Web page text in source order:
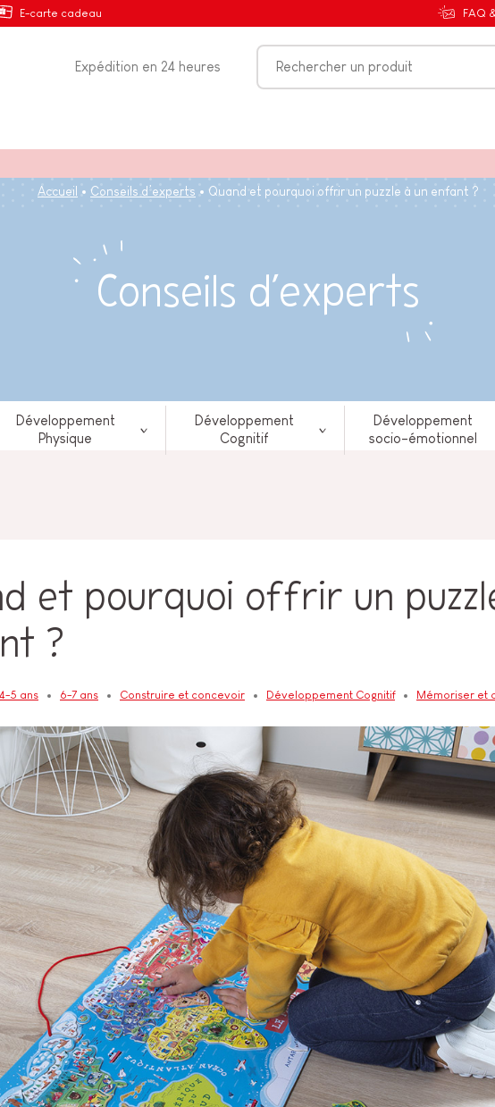
E-carte cadeau FAQ
Expédition en 24 heures
Accueil Conseils d’experts Quand et pourquoi offrir un puzzle à un enfant ?
Conseils d’experts
Développement
Physique
Développement
Cognitif
Développement
socio-émotionnel
et pourquoi offrir un
?
4-5 ans 6-7 ans Construire et concevoir Développement Cognitif Mémoriser et